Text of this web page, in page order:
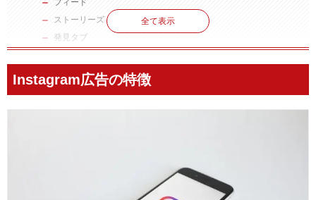
ストーリーズ
発見タブ
自動最適化で高精度の運用
Instagram広告の種類
全て表示
Instagram広告の特徴